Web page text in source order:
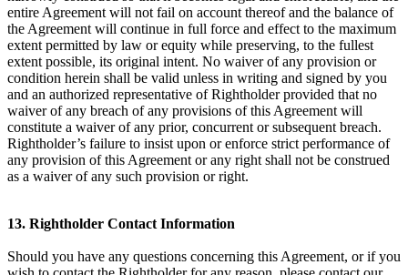
entire Agreement will not fail on account thereof and the balance of
the Agreement will continue in full force and effect to the maximum
extent permitted by law or equity while preserving, to the fullest
extent possible, its original intent. No waiver of any provision or
condition herein shall be valid unless in writing and signed by you
and an authorized representative of Rightholder provided that no
waiver of any breach of any provisions of this Agreement will
constitute a waiver of any prior, concurrent or subsequent breach.
Rightholder’s failure to insist upon or enforce strict performance of
any provision of this Agreement or any right shall not be construed
as a waiver of any such provision or right.
13. Rightholder Contact Information
Should you have any questions concerning this Agreement, or if you